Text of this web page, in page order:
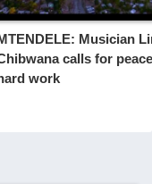
Musician
calls for
work